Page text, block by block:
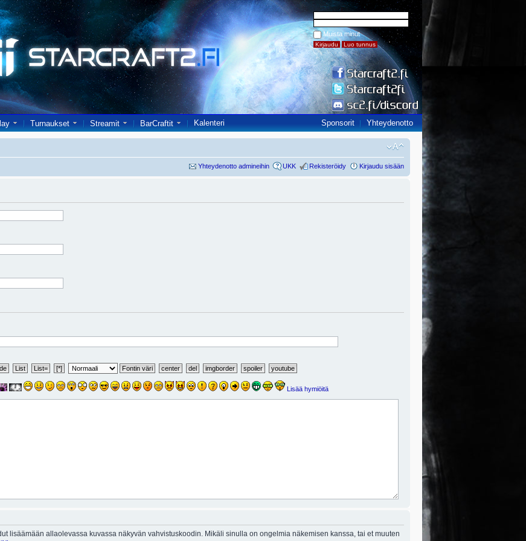
Muista minut
Turnaukset Streamit BarCraftit Kalenteri Sponsorit Yhteydenotto
Yhteydenotto admineihin UKK Rekisteröidy Kirjaudu sisään
Lisää hymiöitä
lisäämään allaolevassa kuvassa näkyvän vahvistuskoodin. Mikäli sinulla on ongelmia näkemisen kanssa, tai et muuten